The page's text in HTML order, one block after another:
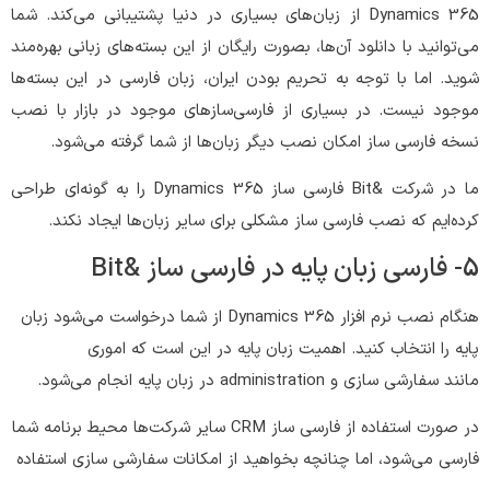
Dynamics 365 از زبان‌های بسیاری در دنیا پشتیبانی می‌کند. شما
می‌توانید با دانلود آن‌ها، بصورت رایگان از این بسته‌های زبانی بهره‌مند
شوید. اما با توجه به تحریم بودن ایران، زبان فارسی در این بسته‌ها
موجود نیست. در بسیاری از فارسی‌سازهای موجود در بازار با نصب
نسخه فارسی ساز امکان نصب دیگر زبان‌ها از شما گرفته می‌شود.
ما در شرکت &Bit فارسی ساز Dynamics 365 را به گونه‌ای طراحی
کرده‌ایم که نصب فارسی ساز مشکلی برای سایر زبان‌ها ایجاد نکند.
5- فارسی زبان پایه در فارسی ساز &Bit
هنگام نصب نرم افزار Dynamics 365 از شما درخواست می‌شود زبان
پایه را انتخاب کنید. اهمیت زبان پایه در این است که اموری
مانند سفارشی سازی و administration در زبان پایه انجام می‌شود.
در صورت استفاده از فارسی ساز CRM سایر شرکت‌ها محیط برنامه شما
فارسی می‌شود، اما چنانچه بخواهید از امکانات سفارشی سازی استفاده